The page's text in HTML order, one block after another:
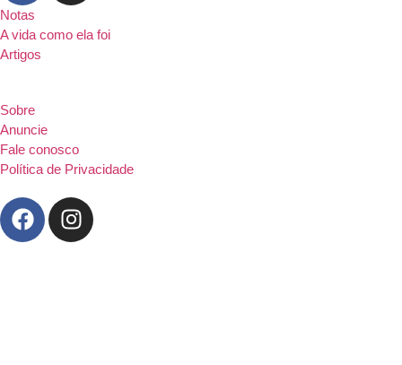
Notas
A vida como ela foi
Artigos
Sobre
Anuncie
Fale conosco
Política de Privacidade